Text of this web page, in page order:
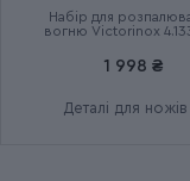
Набір для
вогню Victorinox
1 998 ₴
Деталі для ножів